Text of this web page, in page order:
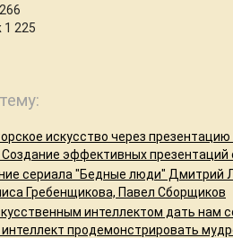
225
искусство через
эффективных
сериала "Бедные люди" Дмитрий
Гребенщикова, Павел Сборщиков
интеллектом дать нам
продемонстрировать